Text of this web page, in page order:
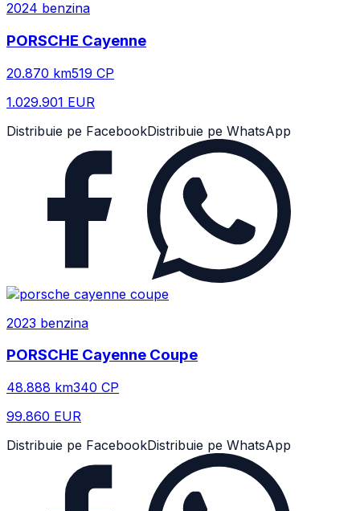
2024 benzina
PORSCHE Cayenne
20.870 km519 CP
1.029.901 EUR
Distribuie pe FacebookDistribuie pe WhatsApp
2023 benzina
PORSCHE Cayenne Coupe
48.888 km340 CP
99.860 EUR
Distribuie pe FacebookDistribuie pe WhatsApp